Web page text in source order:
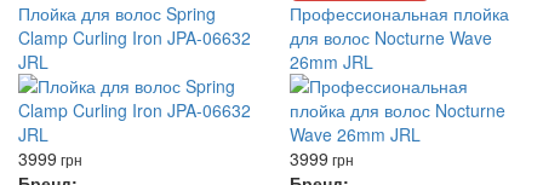
Плойка для волос Spring
Clamp Curling Iron JPA-06632
JRL
3999 грн
Профессиональная плойка
для волос Nocturne Wave
26mm JRL
3999 грн